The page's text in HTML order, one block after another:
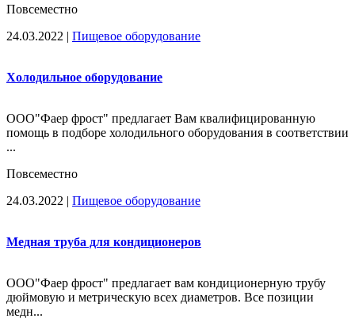
Повсеместно
24.03.2022 | Пищевое оборудование
Холодильное оборудование
ООО"Фаер фрост" предлагает Вам квалифицированную
помощь в подборе холодильного оборудования в соответствии
...
Повсеместно
24.03.2022 | Пищевое оборудование
Медная труба для кондиционеров
ООО"Фаер фрост" предлагает вам кондиционерную трубу
дюймовую и метрическую всех диаметров. Все позиции
медн...